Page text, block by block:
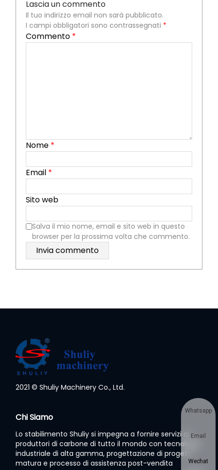
Lascia un commento
Il tuo indirizzo email non sarà pubblicato.
I campi obbligatori sono contrassegnati *
Commento *
Nome *
Email *
Sito web
Salva il mio nome, email e sito web in questo
browser per la prossima volta che commento.
2021 © Shuliy Machinery Co., Ltd.
Chi Siamo
Lo stabilimento Shuliy si impegna a fornire servizi ai
produttori di carbone di tutto il mondo con tecnologia
industriale di alta gamma, progettazione di progetti
matura e processo di assistenza post-vendita
Whatsapp
Email
Wechat